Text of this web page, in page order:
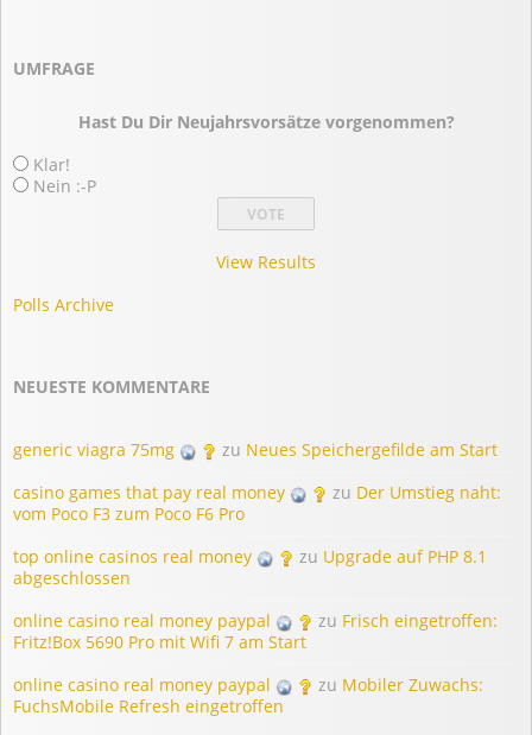
UMFRAGE
Hast Du Dir Neujahrsvorsätze vorgenommen?
Klar!
Nein :-P
View Results
Polls Archive
NEUESTE KOMMENTARE
generic viagra 75mg zu Neues Speichergefilde am Start
casino games that pay real money
zu Der Umstieg naht:
vom Poco F3 zum Poco F6 Pro
top online casinos real money
zu Upgrade auf PHP 8.1
abgeschlossen
online casino real money paypal
zu Frisch eingetroffen:
Fritz!Box 5690 Pro mit Wifi 7 am Start
online casino real money paypal
zu Mobiler Zuwachs:
FuchsMobile Refresh eingetroffen